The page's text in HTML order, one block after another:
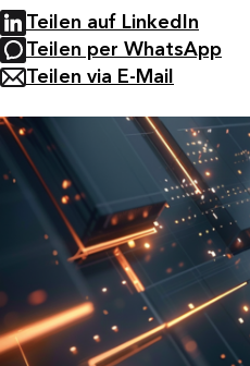
Teilen auf LinkedIn
Teilen per WhatsApp
Teilen via E-Mail